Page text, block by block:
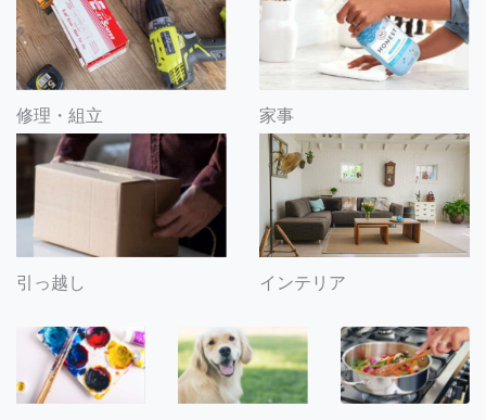
修理・組立 家事
引っ越し インテリア